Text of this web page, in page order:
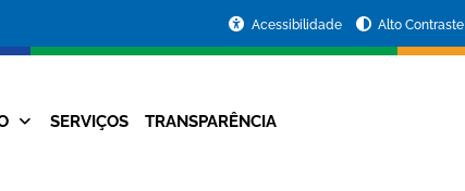
Acessibilidade Alto Contraste
SERVIÇOS TRANSPARÊNCIA